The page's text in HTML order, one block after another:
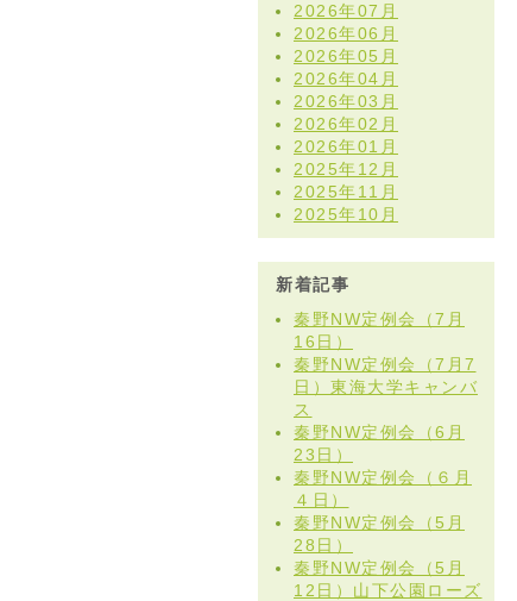
2026年07月
2026年06月
2026年05月
2026年04月
2026年03月
2026年02月
2026年01月
2025年12月
2025年11月
2025年10月
新着記事
秦野NW定例会（7月
16日）
秦野NW定例会（7月7
日）東海大学キャンバ
ス
秦野NW定例会（6月
23日）
秦野NW定例会（６月
４日）
秦野NW定例会（5月
28日）
秦野NW定例会（5月
12日）山下公園ローズ